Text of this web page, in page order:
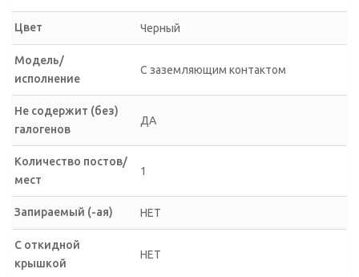
Цвет Черный
Модель/
исполнение
С заземляющим контактом
Не содержит (без)
галогенов
ДА
Количество постов/
мест
1
Запираемый (-ая) НЕТ
С откидной
крышкой
НЕТ